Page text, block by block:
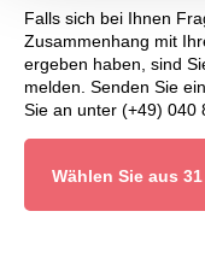
Falls sich bei Ihnen
Zusammenhang mit
ergeben haben, sind
melden. Senden Sie
Sie an unter (+49) 040
Wählen Sie aus